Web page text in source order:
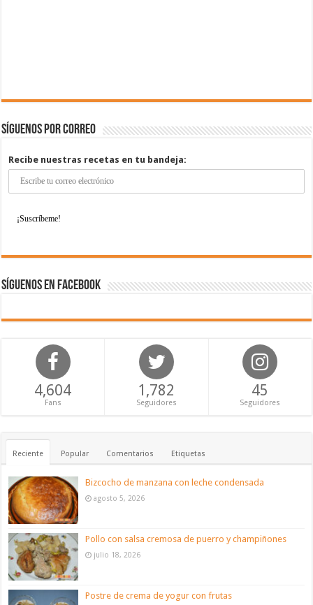
Síguenos por correo
Recibe nuestras recetas en tu bandeja:
Síguenos en Facebook
4,604
Fans
1,782
Seguidores
45
Seguidores
Reciente Popular Comentarios Etiquetas
Bizcocho de manzana con leche condensada
agosto 5, 2026
Pollo con salsa cremosa de puerro y champiñones
julio 18, 2026
Postre de crema de yogur con frutas